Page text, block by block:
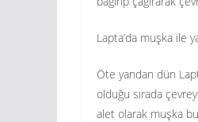
Lapta’da muşka ile
Öte yandan dün
olduğu sırada
alet olarak muşka